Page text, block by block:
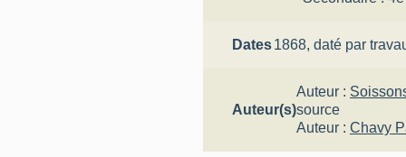
Dates1868, daté par
Auteur(s)
Auteur :
source
Auteur : Chavy